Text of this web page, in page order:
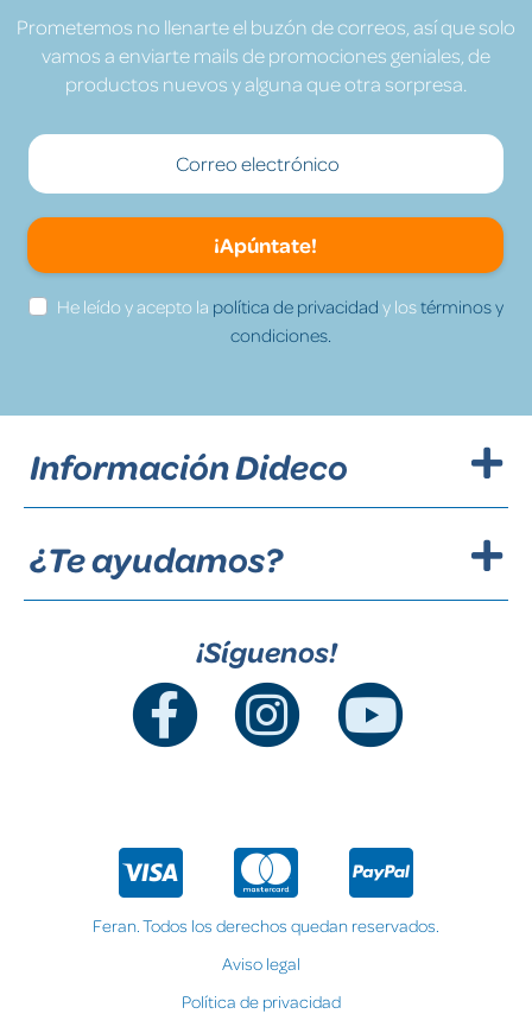
Prometemos no llenarte el buzón de correos, así que solo
vamos a enviarte mails de promociones geniales, de
productos nuevos y alguna que otra sorpresa.
¡Apúntate!
He leído y acepto la política de privacidad y lostérminos y
condiciones.
Información Dideco
¿Te ayudamos?
¡Síguenos!
Feran. Todos los derechos quedan reservados.
Aviso legal
Política de privacidad